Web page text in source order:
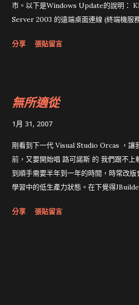
市。以下是Windows Update的說明：
Server 2003 的遠端桌面連線 (終端機服
線」(終端機服務用戶端 6.0) 版本，可以
器代號 "Longhorn" 的情況下，才能使用
分享 張貼留言
無所適從
1月 31, 2007
剛看到下一代 Visual Studio Orcas ，讓
前，又要開始唱 路可諾斯 的 我們跟不上
到順手需要半年到一年的時間，時常改
學習中的低生產力狀態。在下覺得
Visual Studio 2005已經出一年，但是
分享 張貼留言